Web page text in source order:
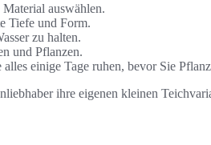
auswählen.
Tiefe und Form.
zu halten.
und Pflanzen.
einige Tage ruhen, bevor Sie
ihre eigenen kleinen